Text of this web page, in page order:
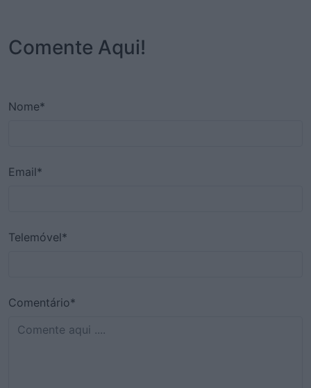
Comente Aqui!
Nome*
Email*
Telemóvel*
Comentário*